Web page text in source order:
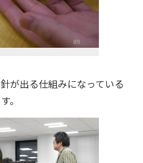
が出る仕組みになっている
。